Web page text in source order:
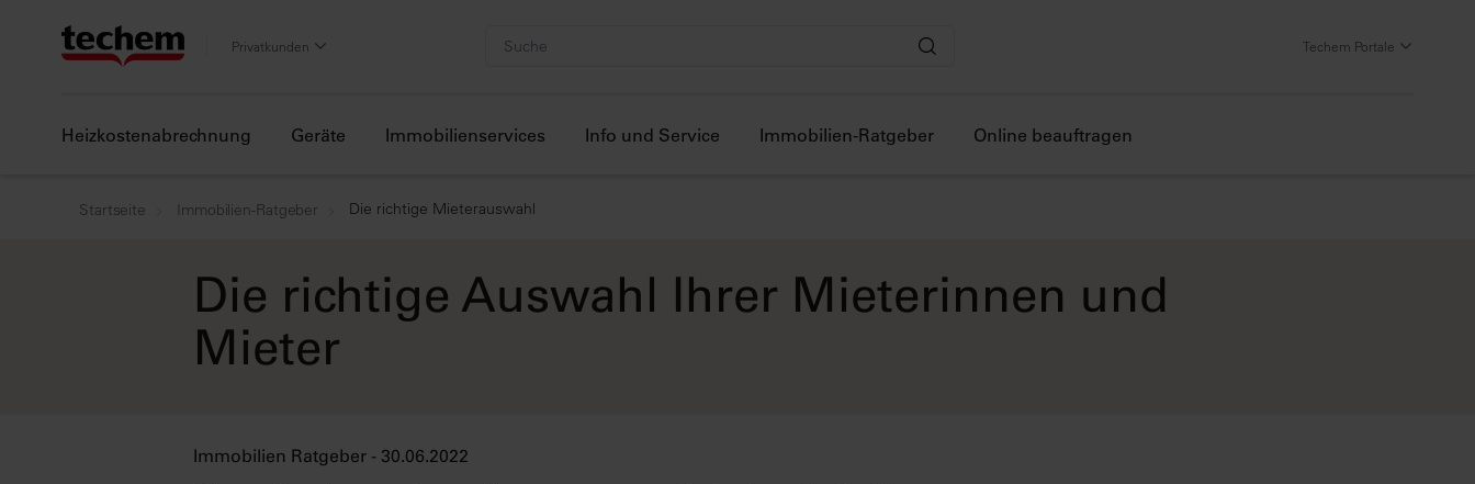
Privatkunden Techem Portale
Heizkostenabrechnung Geräte Immobilienservices Info und Service Immobilien-Ratgeber Online beauftragen
Startseite Immobilien-Ratgeber Die richtige Mieterauswahl
Die richtige Auswahl Ihrer Mieterinnen und
Mieter
Immobilien Ratgeber - 30.06.2022